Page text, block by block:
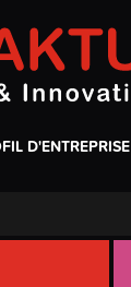
D'ENTREPRISE